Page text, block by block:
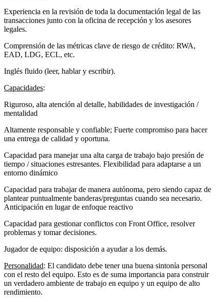
Experiencia en la revisión de toda la documentación legal de las
transacciones junto con la oficina de recepción y los asesores
legales.
Comprensión de las métricas clave de riesgo de crédito: RWA,
EAD, LDG, ECL, etc.
Inglés fluido (leer, hablar y escribir).
Capacidades:
Riguroso, alta atención al detalle, habilidades de investigación /
mentalidad
Altamente responsable y confiable; Fuerte compromiso para hacer
una entrega de calidad y oportuna.
Capacidad para manejar una alta carga de trabajo bajo presión de
tiempo / situaciones estresantes. Flexibilidad para adaptarse a un
entorno dinámico
Capacidad para trabajar de manera autónoma, pero siendo capaz de
plantear puntualmente banderas/preguntas cuando sea necesario.
Anticipación en lugar de enfoque reactivo
Capacidad para gestionar conflictos con Front Office, resolver
problemas y tomar decisiones.
Jugador de equipo: disposición a ayudar a los demás.
Personalidad: El candidato debe tener una buena sintonía personal
con el resto del equipo. Esto es de suma importancia para construir
un verdadero ambiente de trabajo en equipo y un equipo de alto
rendimiento.